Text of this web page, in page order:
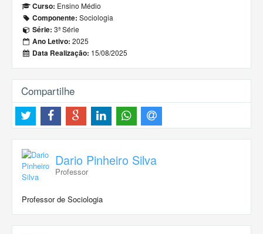
Curso: Ensino Médio
Componente: Sociologia
Série: 3ª Série
Ano Letivo: 2025
Data Realização: 15/08/2025
Compartilhe
Dario Pinheiro Silva
Professor
Professor de Sociologia